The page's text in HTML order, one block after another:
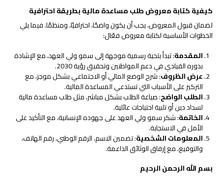
كيفية كتابة معروض طلب مساعدة مالية بطريقة احترافية
لضمان قبول المعروض، يجب أن يكون واضحًا، احترافيًا، ومنظمًا. فيما يلي
الخطوات الأساسية لكتابة معروض فعّال:
المقدمة: تبدأ بتحية رسمية موجهة إلى سمو ولي العهد، مع الإشادة
بدوره القيادي في دعم المواطنين وتحقيق رؤية 2030.
عرض الظروف: شرح الوضع المالي أو الاجتماعي بشكل موجز، مع
التركيز على الأسباب التي تستدعي المساعدة المالية.
الطلب الواضح: صياغة الطلب بشكل مباشر، مثل طلب مساعدة مالية
لسداد دين أو تلبية احتياجات عائلية.
الخاتمة: شكر سمو ولي العهد على جهوده الإنسانية، مع التأكيد على
الأمل في الاستجابة.
المعلومات الشخصية: تضمين الاسم، الرقم الوطني، رقم الهاتف،
والتوقيع، مع إرفاق الوثائق الداعمة.
بسم الله الرحمن الرحيم